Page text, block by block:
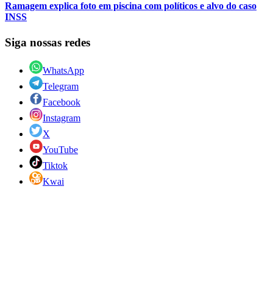
Ramagem explica foto em piscina com políticos e alvo do caso
INSS
Siga nossas redes
WhatsApp
Telegram
Facebook
Instagram
X
YouTube
Tiktok
Kwai